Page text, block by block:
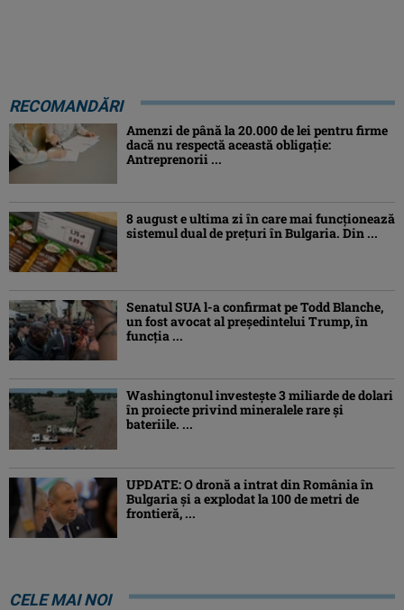
RECOMANDĂRI
Amenzi de până la 20.000 de lei pentru firme
dacă nu respectă această obligație:
Antreprenorii ...
8 august e ultima zi în care mai funcționează
sistemul dual de prețuri în Bulgaria. Din ...
Senatul SUA l-a confirmat pe Todd Blanche,
un fost avocat al președintelui Trump, în
funcția ...
Washingtonul investește 3 miliarde de dolari
în proiecte privind mineralele rare și
bateriile. ...
UPDATE: O dronă a intrat din România în
Bulgaria şi a explodat la 100 de metri de
frontieră, ...
CELE MAI NOI